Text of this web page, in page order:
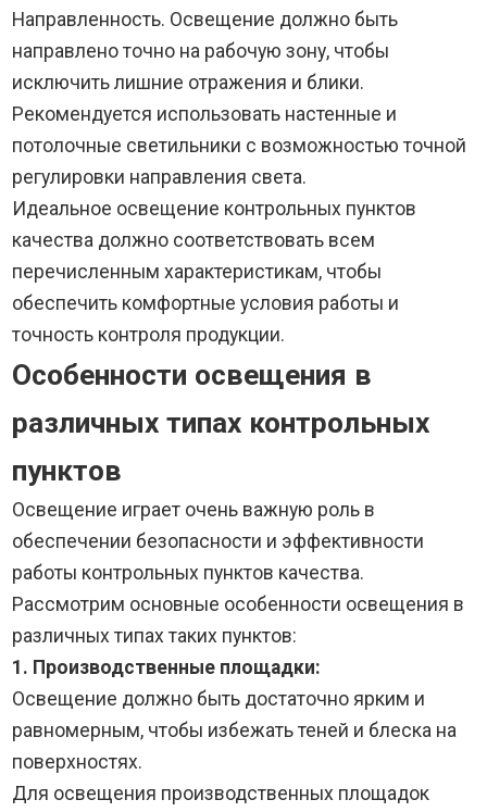
Направленность. Освещение должно быть
направлено точно на рабочую зону, чтобы
исключить лишние отражения и блики.
Рекомендуется использовать настенные и
потолочные светильники с возможностью точной
регулировки направления света.
Идеальное освещение контрольных пунктов
качества должно соответствовать всем
перечисленным характеристикам, чтобы
обеспечить комфортные условия работы и
точность контроля продукции.
Особенности освещения в
различных типах контрольных
пунктов
Освещение играет очень важную роль в
обеспечении безопасности и эффективности
работы контрольных пунктов качества.
Рассмотрим основные особенности освещения в
различных типах таких пунктов:
1. Производственные площадки:
Освещение должно быть достаточно ярким и
равномерным, чтобы избежать теней и блеска на
поверхностях.
Для освещения производственных площадок